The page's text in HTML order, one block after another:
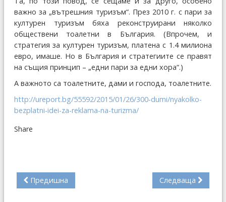
важно за „вътрешния туризъм“. През 2010 г. с пари за
културен туризъм бяха реконструирани няколко
обществени тоалетни в България. (Впрочем, и
стратегия за културен туризъм, платена с 1.4 милиона
евро, имаше. Но в България и стратегиите се правят
на същия принцип – „едни пари за едни хора“.)
А важното са тоалетните, дами и господа, тоалетните.
http://ureport.bg/55592/2015/01/26/300-dumi/nyakolko-
bezplatni-idei-za-reklama-na-turizma/
Share
Предишна Следваща